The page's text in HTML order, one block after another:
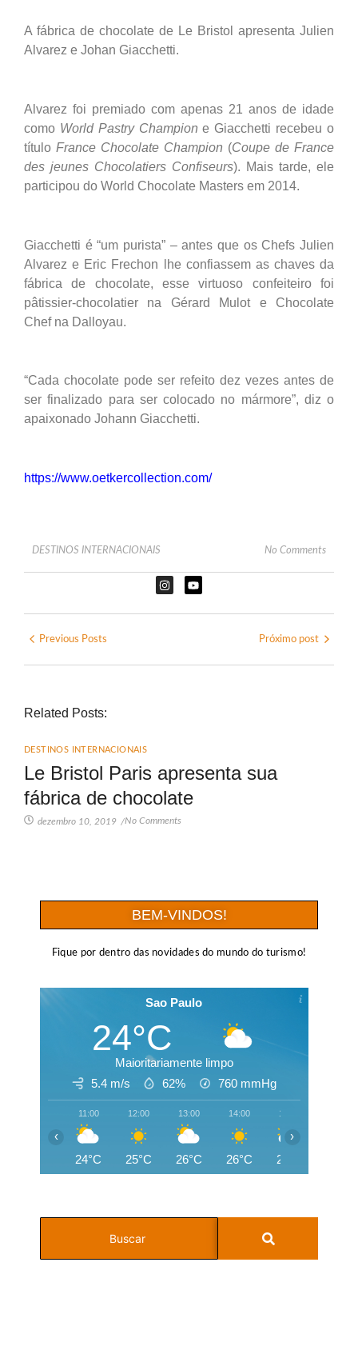
A fábrica de chocolate de Le Bristol apresenta Julien
Alvarez e Johan Giacchetti.
Alvarez foi premiado com apenas 21 anos de idade
como World Pastry Champion e Giacchetti recebeu o
título France Chocolate Champion (Coupe de France
des jeunes Chocolatiers Confiseurs). Mais tarde, ele
participou do World Chocolate Masters em 2014.
Giacchetti é “um purista” – antes que os Chefs Julien
Alvarez e Eric Frechon lhe confiassem as chaves da
fábrica de chocolate, esse virtuoso confeiteiro foi
pâtissier-chocolatier na Gérard Mulot e Chocolate
Chef na Dalloyau.
“Cada chocolate pode ser refeito dez vezes antes de
ser finalizado para ser colocado no mármore”, diz o
apaixonado Johann Giacchetti.
https://www.oetkercollection.com/
DESTINOS INTERNACIONAIS No Comments
Previous Posts Próximo post
Related Posts:
DESTINOS INTERNACIONAIS
Le Bristol Paris apresenta sua
fábrica de chocolate
dezembro 10, 2019 /No Comments
BEM-VINDOS!
Fique por dentro das novidades do mundo do turismo!
Sao Paulo
24°C
Maioritariamente limpo
5.4 m/s
62% 760 mmHg
11:00
24°C
12:00
25°C
13:00
26°C
14:00
26°C
15:00
26°C
‹ ›